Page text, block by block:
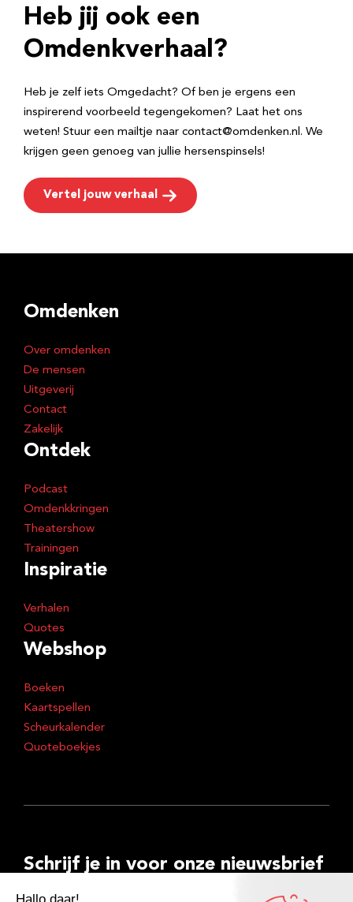
r
e
Heb jij ook een
Omdenkverhaal?
Heb je zelf iets Omgedacht? Of ben je ergens een
inspirerend voorbeeld tegengekomen? Laat het ons
weten! Stuur een mailtje naar contact@omdenken.nl. We
krijgen geen genoeg van jullie hersenspinsels!
Vertel jouw verhaal
Omdenken
Over omdenken
De mensen
Uitgeverij
Contact
Zakelijk
Ontdek
Podcast
Omdenkkringen
Theatershow
Trainingen
Inspiratie
Verhalen
Quotes
Webshop
Boeken
Kaartspellen
Scheurkalender
Quoteboekjes
Schrijf je in voor onze nieuwsbrief